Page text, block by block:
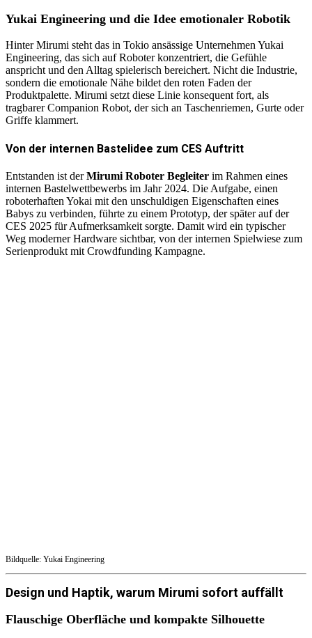
Yukai Engineering und die Idee emotionaler Robotik
Hinter Mirumi steht das in Tokio ansässige Unternehmen Yukai
Engineering, das sich auf Roboter konzentriert, die Gefühle
anspricht und den Alltag spielerisch bereichert. Nicht die Industrie,
sondern die emotionale Nähe bildet den roten Faden der
Produktpalette. Mirumi setzt diese Linie konsequent fort, als
tragbarer Companion Robot, der sich an Taschenriemen, Gurte oder
Griffe klammert.
Von der internen Bastelidee zum CES Auftritt
Entstanden ist derMirumi Roboter Begleiter im Rahmen eines
internen Bastelwettbewerbs im Jahr 2024. Die Aufgabe, einen
roboterhaften Yokai mit den unschuldigen Eigenschaften eines
Babys zu verbinden, führte zu einem Prototyp, der später auf der
CES 2025 für Aufmerksamkeit sorgte. Damit wird ein typischer
Weg moderner Hardware sichtbar, von der internen Spielwiese zum
Serienprodukt mit Crowdfunding Kampagne.
Bildquelle: Yukai Engineering
Design und Haptik, warum Mirumi sofort auffällt
Flauschige Oberfläche und kompakte Silhouette